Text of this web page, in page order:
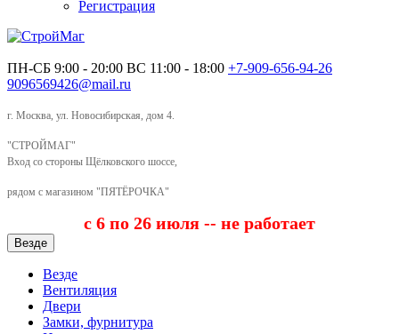
Регистрация
ПН-СБ 9:00 - 20:00 ВС 11:00 - 18:00 +7-909-656-94-26
9096569426@mail.ru
г. Москва, ул. Новосибирская, дом 4.
"СТРОЙМАГ"
Вход со стороны Щёлковского шоссе,
рядом с магазином "ПЯТЁРОЧКА"
с 6 по 26 июля -- не работает
Везде
Везде
Вентиляция
Двери
Замки, фурнитура